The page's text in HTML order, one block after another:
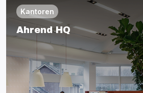
Kantoren
Ahrend HQ